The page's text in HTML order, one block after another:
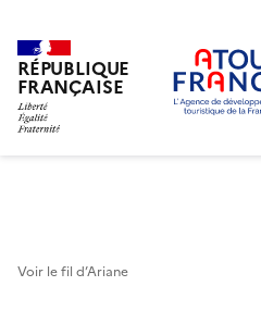
Aller
au
contenu
RÉPUBLIQUE
FRANÇAISE
Voir le fil d’Ariane